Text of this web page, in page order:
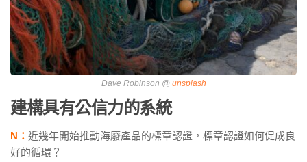
Dave Robinson @ unsplash
建構具有公信力的系統
N： 近幾年開始推動海廢產品的標章認證，標章認證如何促成良
好的循環？